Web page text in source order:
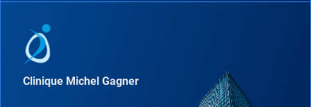
Clinique Michel Gagner